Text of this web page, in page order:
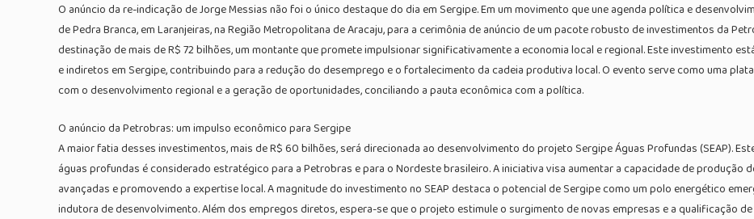
O anúncio da re-indicação de Jorge Messias não foi o único destaque do dia em Sergipe. Em um movimento que une agenda política e
de Pedra Branca, em Laranjeiras, na Região Metropolitana de Aracaju, para a cerimônia de anúncio de um pacote robusto de investimentos da
destinação de mais de R$ 72 bilhões, um montante que promete impulsionar significativamente a economia local e regional. Este investimento
e indiretos em Sergipe, contribuindo para a redução do desemprego e o fortalecimento da cadeia produtiva local. O evento serve como uma
com o desenvolvimento regional e a geração de oportunidades, conciliando a pauta econômica com a política.
O anúncio da Petrobras: um impulso econômico para Sergipe
A maior fatia desses investimentos, mais de R$ 60 bilhões, será direcionada ao desenvolvimento do projeto Sergipe Águas Profundas (SEAP).
águas profundas é considerado estratégico para a Petrobras e para o Nordeste brasileiro. A iniciativa visa aumentar a capacidade de produção
avançadas e promovendo a expertise local. A magnitude do investimento no SEAP destaca o potencial de Sergipe como um polo energético
indutora de desenvolvimento. Além dos empregos diretos, espera-se que o projeto estimule o surgimento de novas empresas e a qualificação